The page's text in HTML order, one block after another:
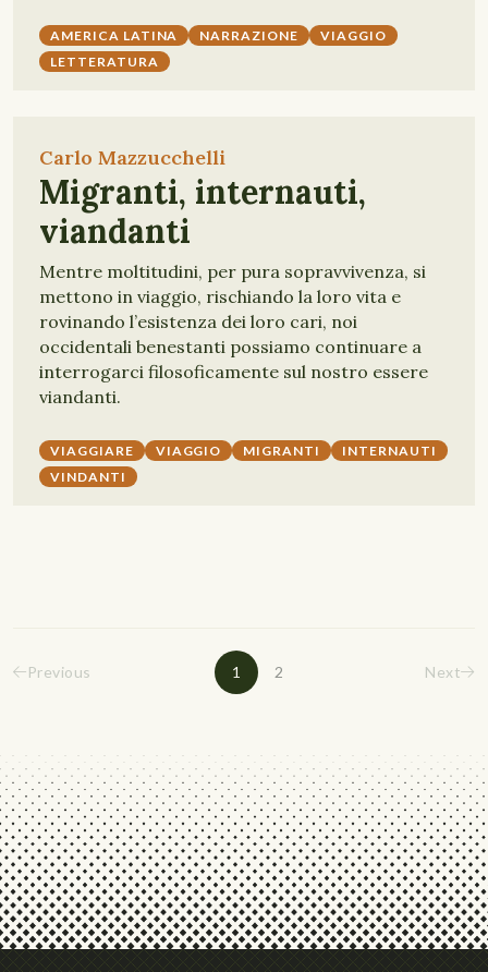
AMERICA LATINA NARRAZIONE
VIAGGIO
LETTERATURA
Carlo Mazzucchelli
Migranti, internauti,
viandanti
Mentre moltitudini, per pura sopravvivenza, si
mettono in viaggio, rischiando la loro vita e
rovinando l’esistenza dei loro cari, noi
occidentali benestanti possiamo continuare a
interrogarci filosoficamente sul nostro essere
viandanti.
VIAGGIARE VIAGGIO MIGRANTI
INTERNAUTI
VINDANTI
Previous 1 2 Next